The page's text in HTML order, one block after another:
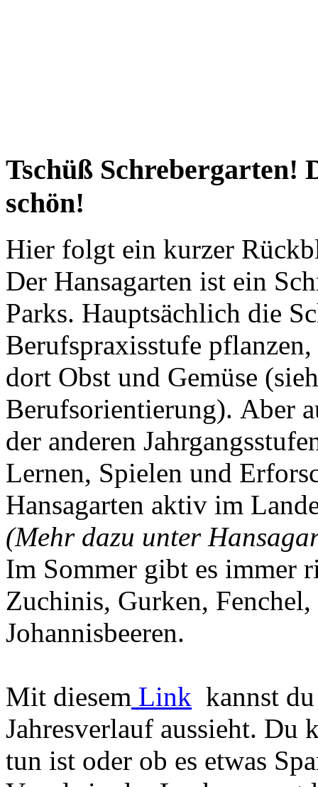
Tschüß
schön!
Hier folgt ein kurzer
Der Hansagarten ist ein
Parks. Hauptsächlich die
Berufspraxisstufe
dort Obst und Gemüse
Berufsorientierung). Aber
der anderen
Lernen, Spielen und
Hansagarten aktiv im
(Mehr dazu unter
Im Sommer gibt es immer
Zuchinis, Gurken,
Johannisbeeren.
Mit diesem Link kannst
Jahresverlauf aussieht. Du
tun ist oder ob es etwas